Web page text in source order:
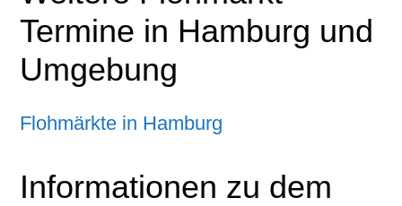
Termine in Hamburg und
Umgebung
Flohmärkte in Hamburg
Informationen zu dem